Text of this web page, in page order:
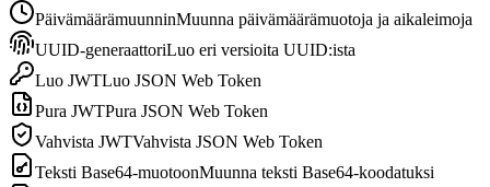
PäivämäärämuunninMuunna päivämäärämuotoja ja aikaleimoja
UUID-generaattoriLuo eri versioita UUID:ista
Luo JWTLuo JSON Web Token
Pura JWTPura JSON Web Token
Vahvista JWTVahvista JSON Web Token
Teksti Base64-muotoonMuunna teksti Base64-koodatuksi